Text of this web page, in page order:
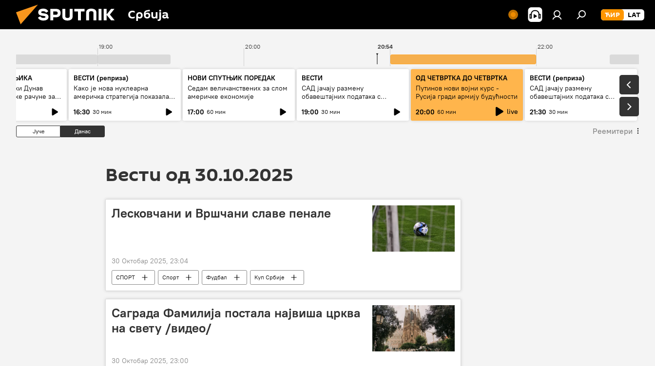
Србија
19:00 20:00 22:00
20:54
Дунав
рачуне за
ВЕСТИ (реприза)
Како је нова нуклеарна
америчка стратегија показала
16:30 30 мин
НОВИ СПУТЊИК ПОРЕДАК
Седам величанствених за слом
америчке економије
17:00 60 мин
ВЕСТИ
САД јачају размену
обавештајних података с
19:00 30 мин
ОД ЧЕТВРТКА ДО ЧЕТВРТКА
Путинов нови војни курс -
Русија гради армију будућности
20:00 60 мин live
ВЕСТИ (реприза)
САД јачају размену
обавештајних података с
21:30 30 мин
Јуче Данас Реемитери
Вести од 30.10.2025
Лесковчани и Вршчани славе пенале
30 Октобар 2025, 23:04
СПОРТ Спорт Фудбал Куп Србије
Саграда Фамилија постала највиша црква
на свету /видео/
30 Октобар 2025, 23:00